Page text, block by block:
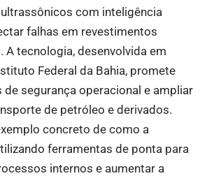
com inteligência
falhas em revestimentos
A tecnologia, desenvolvida em
Federal da Bahia, promete
de segurança operacional e ampliar
de petróleo e derivados.
concreto de como a
ferramentas de ponta para
internos e aumentar a